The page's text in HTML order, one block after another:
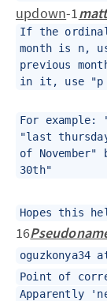
updown-1matt
If the
month is n,
previous
in it, use "p
For example:
"last
of November"
30th"
Hopes this
16
oguzkonya34
Point of
Apparently